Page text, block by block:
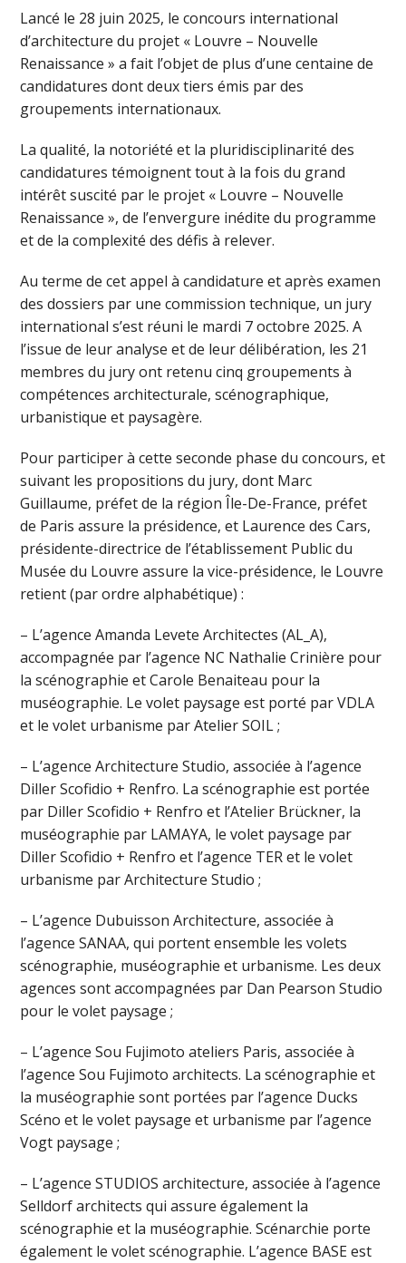
Lancé le 28 juin 2025, le concours international
d’architecture du projet « Louvre – Nouvelle
Renaissance » a fait l’objet de plus d’une centaine de
candidatures dont deux tiers émis par des
groupements internationaux.
La qualité, la notoriété et la pluridisciplinarité des
candidatures témoignent tout à la fois du grand
intérêt suscité par le projet « Louvre – Nouvelle
Renaissance », de l’envergure inédite du programme
et de la complexité des défis à relever.
Au terme de cet appel à candidature et après examen
des dossiers par une commission technique, un jury
international s’est réuni le mardi 7 octobre 2025. A
l’issue de leur analyse et de leur délibération, les 21
membres du jury ont retenu cinq groupements à
compétences architecturale, scénographique,
urbanistique et paysagère.
Pour participer à cette seconde phase du concours, et
suivant les propositions du jury, dont Marc
Guillaume, préfet de la région Île-De-France, préfet
de Paris assure la présidence, et Laurence des Cars,
présidente-directrice de l’établissement Public du
Musée du Louvre assure la vice-présidence, le Louvre
retient (par ordre alphabétique) :
– L’agence Amanda Levete Architectes (AL_A),
accompagnée par l’agence NC Nathalie Crinière pour
la scénographie et Carole Benaiteau pour la
muséographie. Le volet paysage est porté par VDLA
et le volet urbanisme par Atelier SOIL ;
– L’agence Architecture Studio, associée à l’agence
Diller Scofidio + Renfro. La scénographie est portée
par Diller Scofidio + Renfro et l’Atelier Brückner, la
muséographie par LAMAYA, le volet paysage par
Diller Scofidio + Renfro et l’agence TER et le volet
urbanisme par Architecture Studio ;
– L’agence Dubuisson Architecture, associée à
l’agence SANAA, qui portent ensemble les volets
scénographie, muséographie et urbanisme. Les deux
agences sont accompagnées par Dan Pearson Studio
pour le volet paysage ;
– L’agence Sou Fujimoto ateliers Paris, associée à
l’agence Sou Fujimoto architects. La scénographie et
la muséographie sont portées par l’agence Ducks
Scéno et le volet paysage et urbanisme par l’agence
Vogt paysage ;
– L’agence STUDIOS architecture, associée à l’agence
Selldorf architects qui assure également la
scénographie et la muséographie. Scénarchie porte
également le volet scénographie. L’agence BASE est